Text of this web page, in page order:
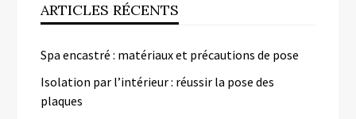
ARTICLES RÉCENTS
Spa encastré : matériaux et précautions de pose
Isolation par l’intérieur : réussir la pose des
plaques